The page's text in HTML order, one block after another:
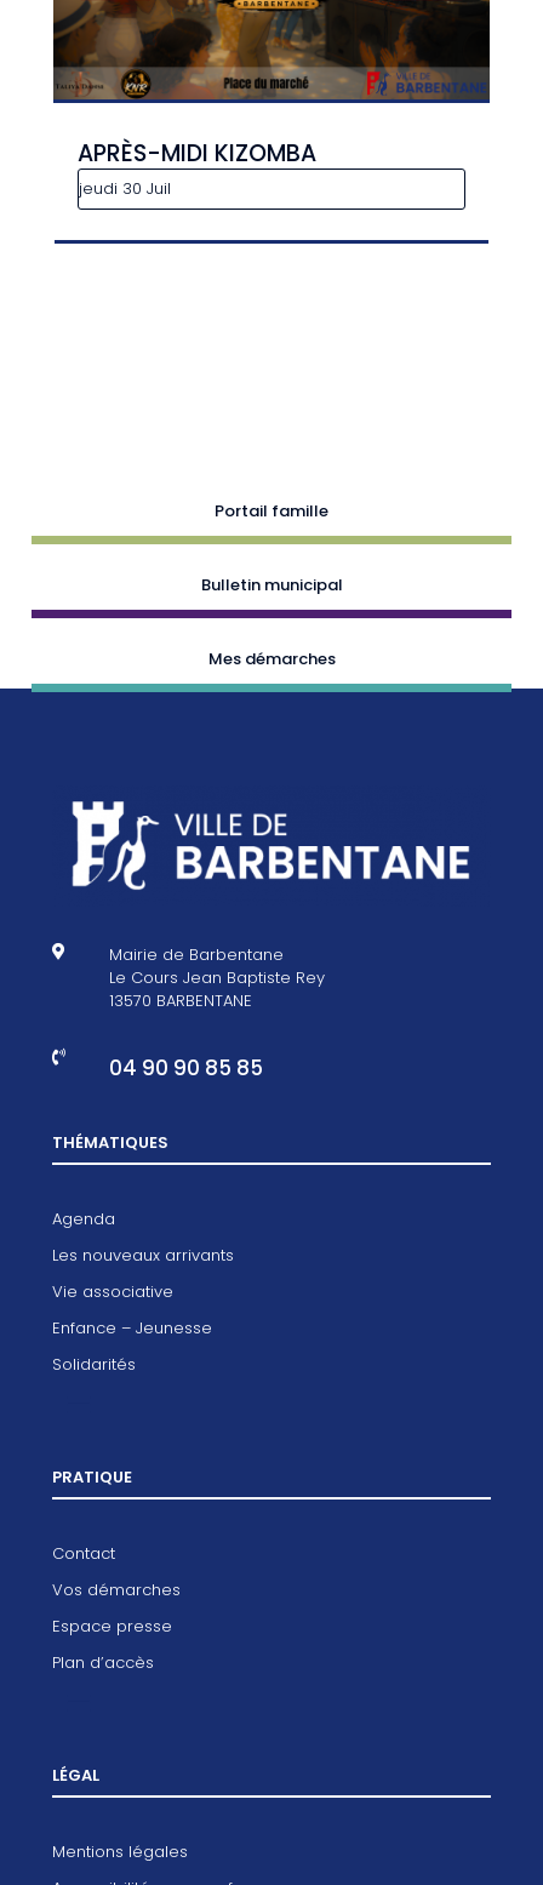
APRÈS-MIDI KIZOMBA
jeudi 30 Juil
Portail famille
Bulletin municipal
Mes démarches

Mairie de Barbentane
Le Cours Jean Baptiste Rey
13570 BARBENTANE
 04 90 90 85 85
THÉMATIQUES
Agenda
Les nouveaux arrivants
Vie associative
Enfance – Jeunesse
Solidarités
PRATIQUE
Contact
Vos démarches
Espace presse
Plan d’accès
LÉGAL
Mentions légales